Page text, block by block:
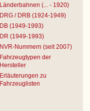
Länderbahnen (... - 1920)
DRG / DRB (1924-1949)
DB (1949-1993)
DR (1949-1993)
NVR-Nummern (seit 2007)
Fahrzeugtypen der
Hersteller
Erläuterungen zu
Fahrzeuglisten